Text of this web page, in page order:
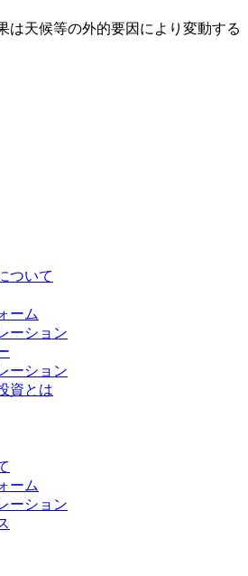
は天候等の外的要因により変動する
ついて
ーム
ーション
ーション
資とは
ーム
ーション